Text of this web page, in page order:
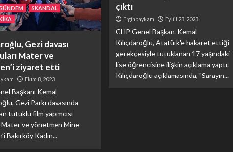
SKANDAL
Gezi davası
Mater ve
ziyaret etti
Ekim 8, 2023
Başkanı Kemal
Gezi Parkı davasında
tutuklu film yapımcısı
Mater ve yönetmen Mine
Bakırköy Kadın...
çıktı
Erginbaykam Eylül 23, 2023
CHP Genel Başkanı Kemal
Kılıçdaroğlu, Atatürk'e hakaret ettiği
gerekçesiyle tutuklanan 17 yaşındaki
lise öğrencisine ilişkin açıklama yaptı.
Kılıçdaroğlu açıklamasında, "Sarayın...